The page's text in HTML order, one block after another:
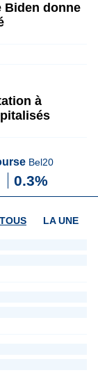
Biden donne
à
Bel20
0.3%
LA UNE
TOUS